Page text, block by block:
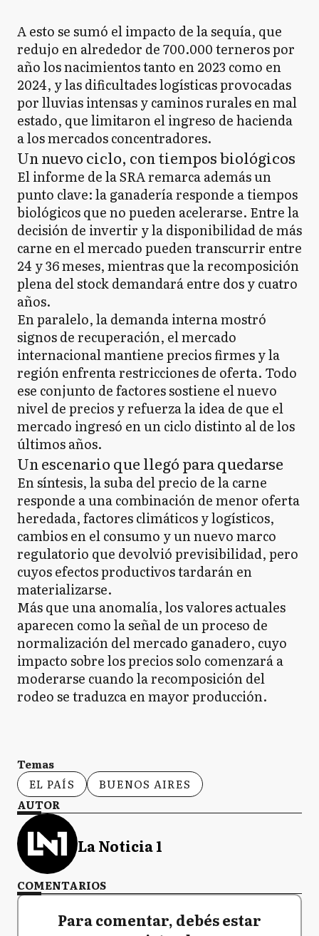
A esto se sumó el impacto de la sequía, que
redujo en alrededor de 700.000 terneros por
año los nacimientos tanto en 2023 como en
2024, y las dificultades logísticas provocadas
por lluvias intensas y caminos rurales en mal
estado, que limitaron el ingreso de hacienda
a los mercados concentradores.
Un nuevo ciclo, con tiempos biológicos
El informe de la SRA remarca además un
punto clave: la ganadería responde a tiempos
biológicos que no pueden acelerarse. Entre la
decisión de invertir y la disponibilidad de más
carne en el mercado pueden transcurrir entre
24 y 36 meses, mientras que la recomposición
plena del stock demandará entre dos y cuatro
años.
En paralelo, la demanda interna mostró
signos de recuperación, el mercado
internacional mantiene precios firmes y la
región enfrenta restricciones de oferta. Todo
ese conjunto de factores sostiene el nuevo
nivel de precios y refuerza la idea de que el
mercado ingresó en un ciclo distinto al de los
últimos años.
Un escenario que llegó para quedarse
En síntesis, la suba del precio de la carne
responde a una combinación de menor oferta
heredada, factores climáticos y logísticos,
cambios en el consumo y un nuevo marco
regulatorio que devolvió previsibilidad, pero
cuyos efectos productivos tardarán en
materializarse.
Más que una anomalía, los valores actuales
aparecen como la señal de un proceso de
normalización del mercado ganadero, cuyo
impacto sobre los precios solo comenzará a
moderarse cuando la recomposición del
rodeo se traduzca en mayor producción.
Temas
EL PAÍS
BUENOS AIRES
AUTOR
La Noticia 1
COMENTARIOS
Para comentar, debés estar